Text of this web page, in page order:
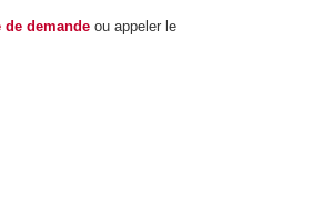
demandeou appeler le